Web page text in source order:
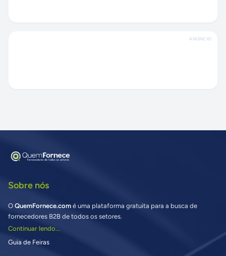
ANÚNCIO
Sobre nós
O QuemFornece.com é uma plataforma gratuita para a busca de
fornecedores B2B de todos os setores.
Continuar lendo...
Guia de Feiras